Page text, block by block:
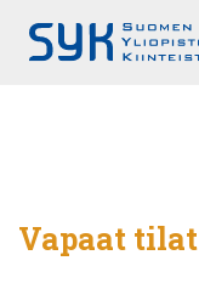
Vapaat tilat